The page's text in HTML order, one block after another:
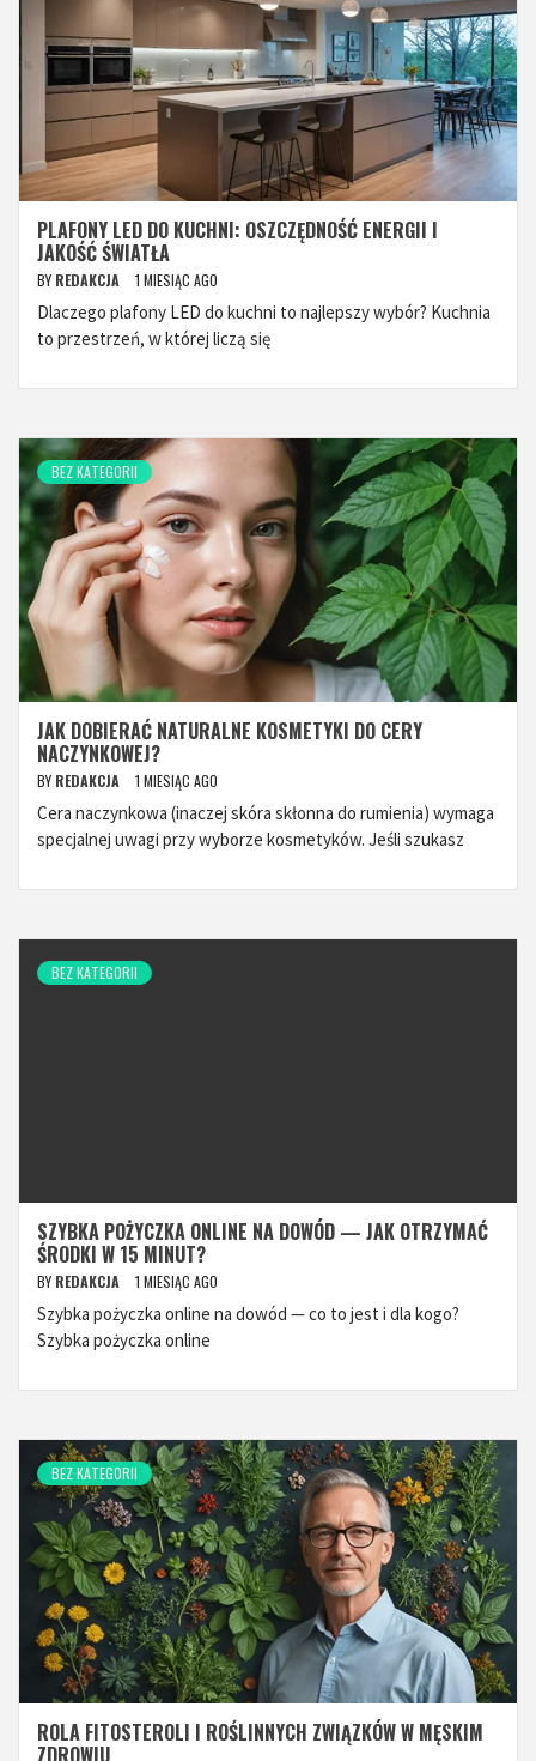
PLAFONY LED DO KUCHNI: OSZCZĘDNOŚĆ ENERGII I
JAKOŚĆ ŚWIATŁA
BY REDAKCJA 1 MIESIĄC AGO
Dlaczego plafony LED do kuchni to najlepszy wybór? Kuchnia
to przestrzeń, w której liczą się
BEZ KATEGORII
JAK DOBIERAĆ NATURALNE KOSMETYKI DO CERY
NACZYNKOWEJ?
BY REDAKCJA 1 MIESIĄC AGO
Cera naczynkowa (inaczej skóra skłonna do rumienia) wymaga
specjalnej uwagi przy wyborze kosmetyków. Jeśli szukasz
BEZ KATEGORII
SZYBKA POŻYCZKA ONLINE NA DOWÓD — JAK OTRZYMAĆ
ŚRODKI W 15 MINUT?
BY REDAKCJA 1 MIESIĄC AGO
Szybka pożyczka online na dowód — co to jest i dla kogo?
Szybka pożyczka online
BEZ KATEGORII
ROLA FITOSTEROLI I ROŚLINNYCH ZWIĄZKÓW W MĘSKIM
ZDROWIU